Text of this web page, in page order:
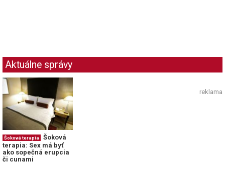
Aktuálne správy
Šoková terapia
Šoková
terapia: Sex má byť
ako sopečná erupcia
či cunami
reklama